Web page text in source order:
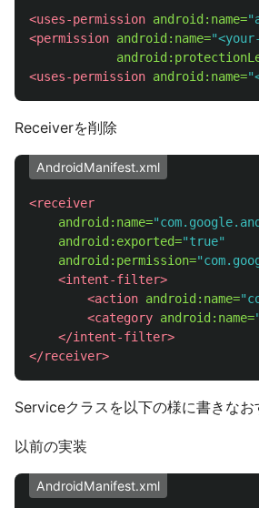
<uses-permission android:name=
<permission android:name="<your-
<uses-permission android:name=
Receiverを削除
AndroidManifest.xml
<receiver
android:name=
android:exported="true"
android:permission=
<intent-filter>
<action android:name=
<category android:name=
</intent-filter>
</receiver>
Serviceクラスを以下の様に書きなお
以前の実装
AndroidManifest.xml